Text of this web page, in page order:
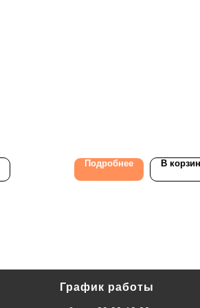
Подробнее В
График работы